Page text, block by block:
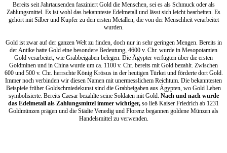
Bereits seit Jahrtausenden fasziniert Gold die Menschen, sei es als Schmuck oder als
Zahlungsmittel. Es ist wohl das bekannteste Edelmetall und lässt sich leicht bearbeiten. Es
gehört mit Silber und Kupfer zu den ersten Metallen, die von der Menschheit verarbeitet
wurden.
Gold ist zwar auf der ganzen Welt zu finden, doch nur in sehr geringen Mengen. Bereits in
der Antike hatte Gold eine besondere Bedeutung, 4600 v. Chr. wurde in Mesopotamien
Gold verarbeitet, wie Grabbeigaben belegen. Die Ägypter verfügten über die ersten
Goldminen und in China wurde um ca. 1100 v. Chr. bereits mit Gold bezahlt. Zwischen
600 und 500 v. Chr. herrschte König Krösus in der heutigen Türkei und förderte dort Gold.
Immer noch verbinden wir diesen Namen mit unermesslichem Reichtum. Die bekanntesten
Beispiele früher Goldschmiedekunst sind die Grabbeigaben aus Ägypten, wo Gold Leben
symbolisierte. Bereits Caesar bezahlte seine Soldaten mit Gold. Nach und nach wurde
das Edelmetall als Zahlungsmittel immer wichtiger, so ließ Kaiser Friedrich ab 1231
Goldmünzen prägen und die Städte Venedig und Florenz begannen goldene Münzen als
Handelsmittel zu verwenden.